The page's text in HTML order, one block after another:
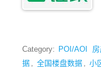
Category: POI/AOI
据 , 全国楼盘数据 , 小